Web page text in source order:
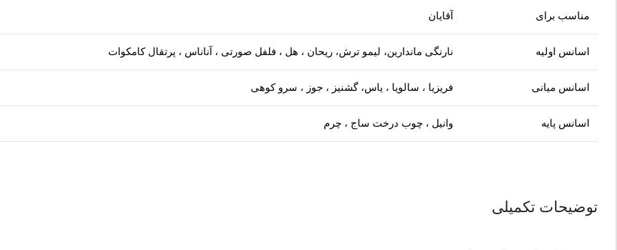
مناسب برای آقایان
اسانس اولیه نارنگی ماندارین، لیمو ترش، ریحان ، هل ، فلفل صورتی ، آناناس ، پرتقال کامکوات
اسانس میانی فریزیا ، سالویا ، یاس، گشنیز ، جوز ، سرو کوهی
اسانس پایه وانیل ، چوب درخت ساج ، چرم
توضیحات تکمیلی